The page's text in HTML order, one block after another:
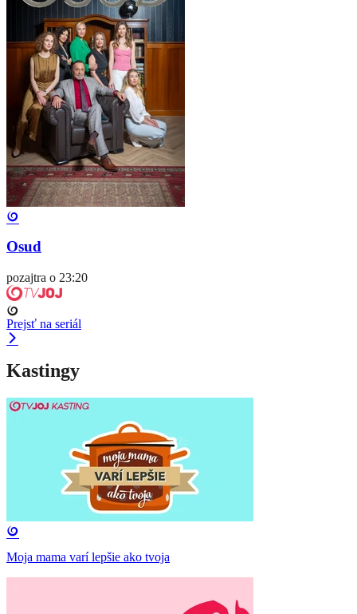
Osud
pozajtra o 23:20
Prejsť na seriál
Kastingy
Moja mama varí lepšie ako tvoja